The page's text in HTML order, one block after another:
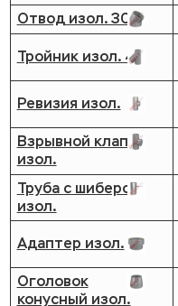
Отвод изол. 30
Тройник изол. 45
Ревизия изол.
Взрывной клапан
изол.
Труба с шибером
изол.
Адаптер изол.
Оголовок
конусный изол.